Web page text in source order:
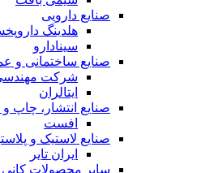
صنایع دارویی
هلدینگ
سینادارو
صنایع ساختمانی و
شرکت
ایتالران
صنایع انتشار، چاپ و
افست
صنایع لاستیک و
ایران تایر
ساير محصولات